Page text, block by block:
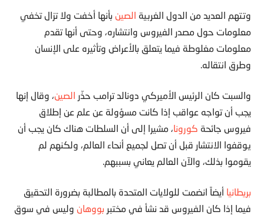
وتتهم العديد من الدول الغربية الصين بأنها أخفت ولا تزال تخفي
معلومات حول مصدر الفيروس وانتشاره، وحتى أنها تقدم
معلومات مغلوطة فيما يتعلق بالأعراض وتأثيره على الإنسان
وطرق انتقاله.
والسبت كان الرئيس الأميركي دونالد ترامب حذّر الصين، وقال إنها
يجب أن تواجه عواقب إذا كانت مسؤولة عن علم عن إطلاق
فيروس جائحة كورونا، مشيرا إلى أن السلطات هناك كان يجب أن
يوقفوا الانتشار قبل أن تصل لجميع أنحاء العالم، ولكنهم لم
يقوموا بذلك، والآن العالم يعاني بسببهم.
بريطانيا أيضاً انضمت للولايات المتحدة بالمطالبة بضرورة التحقيق
فيما إذا كان الفيروس قد نشأ في مختبر بووهان وليس في سوق